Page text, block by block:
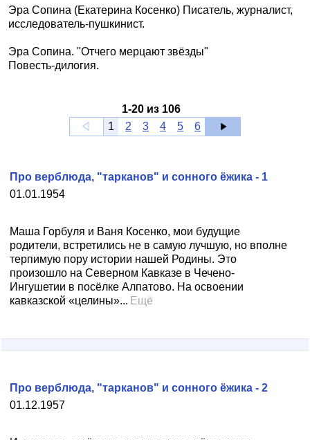
Эра Сопина (Екатерина Косенко) Писатель, журналист,
исследователь-пушкинист.
Эра Сопина. "Отчего мерцают звёзды"
Повесть-дилогия.
1-20 из 106
1
2 3 4 5 6
01.01.1954
Про верблюда, "тарканов" и сонного ёжика - 1
Маша Горбуля и Ваня Косенко, мои будущие
родители, встретились не в самую лучшую, но вполне
терпимую пору истории нашей Родины. Это
произошло на Северном Кавказе в Чечено-
Ингушетии в посёлке Алпатово. На освоении
кавказской «целины»... Ещё
01.12.1957
Про верблюда, "тарканов" и сонного ёжика - 2